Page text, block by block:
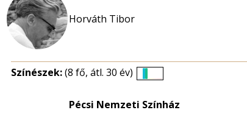
Színészek:(8 fő, átl. 30 év)
eloszlás
Pécsi Nemzeti Színház